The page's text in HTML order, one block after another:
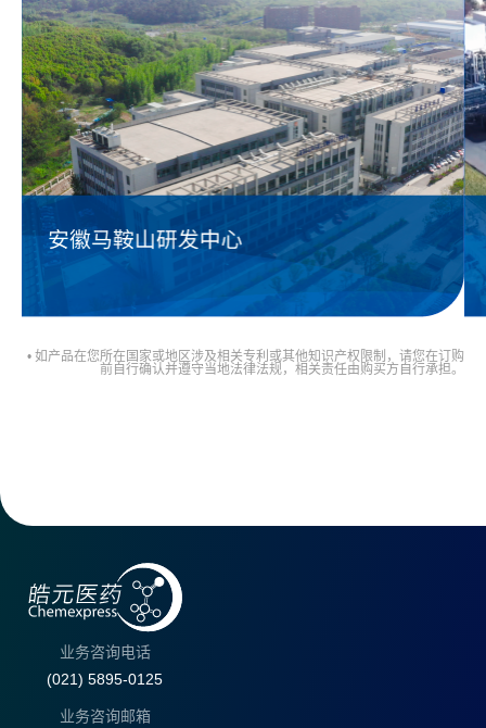
• 如产品在您所在国家或地区涉及相关专利或其他知识产权限制，请您在订购
前自行确认并遵守当地法律法规，相关责任由购买方自行承担。
业务咨询电话
(021) 5895-0125
业务咨询邮箱